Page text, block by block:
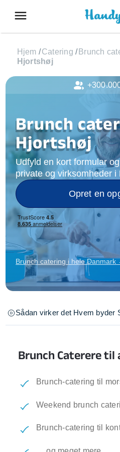
menu
Hjem /Catering / Brunch
Hjortshøj
Brunch
Hjortshøj
Udfyld en kort formular
private og virksomheder i
Opret en
Brunch catering i hele Danmark
Sådan virker det Hvem byder
Brunch Caterere til
Brunch-catering til
Weekend brunch
Brunch-catering til